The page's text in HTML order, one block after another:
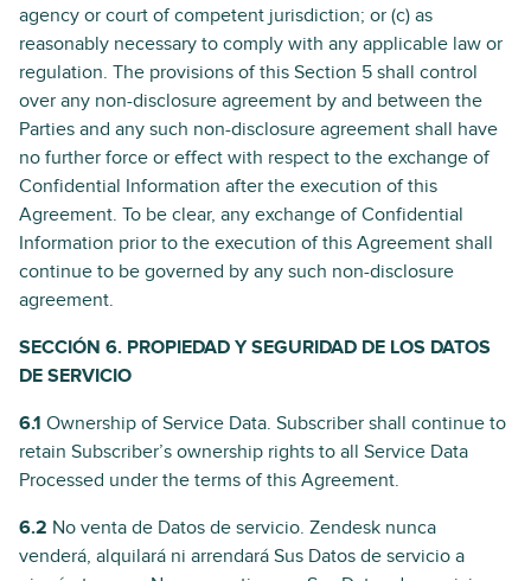
agency or court of competent jurisdiction; or (c) as
reasonably necessary to comply with any applicable law or
regulation. The provisions of this Section 5 shall control
over any non-disclosure agreement by and between the
Parties and any such non-disclosure agreement shall have
no further force or effect with respect to the exchange of
Confidential Information after the execution of this
Agreement. To be clear, any exchange of Confidential
Information prior to the execution of this Agreement shall
continue to be governed by any such non-disclosure
agreement.
SECCIÓN 6. PROPIEDAD Y SEGURIDAD DE LOS DATOS
DE SERVICIO
6.1 Ownership of Service Data. Subscriber shall continue to
retain Subscriber’s ownership rights to all Service Data
Processed under the terms of this Agreement.
6.2 No venta de Datos de servicio. Zendesk nunca
venderá, alquilará ni arrendará Sus Datos de servicio a